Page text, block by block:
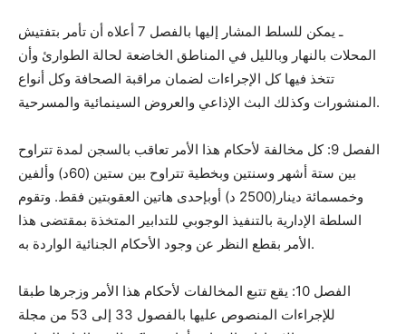
ـ يمكن للسلط المشار إليها بالفصل 7 أعلاه أن تأمر بتفتيش
المحلات بالنهار وبالليل في المناطق الخاضعة لحالة الطوارئ وأن
تتخذ فيها كل الإجراءات لضمان مراقبة الصحافة وكل أنواع
المنشورات وكذلك البث الإذاعي والعروض السينمائية والمسرحية.
الفصل 9: كل مخالفة لأحكام هذا الأمر تعاقب بالسجن لمدة تتراوح
بين ستة أشهر وسنتين وبخطية تتراوح بين ستين (60د) وألفين
وخمسمائة دينار(2500 د) أوبإحدى هاتين العقوبتين فقط. وتقوم
السلطة الإدارية بالتنفيذ الوجوبي للتدابير المتخذة بمقتضى هذا
الأمر بقطع النظر عن وجود الأحكام الجنائية الواردة به.
الفصل 10: يقع تتبع المخالفات لأحكام هذا الأمر وزجرها طبقا
للإجراءات المنصوص عليها بالفصول 33 إلى 53 من مجلة